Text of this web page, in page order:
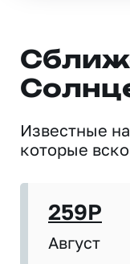
Известные
которые
259P
Август